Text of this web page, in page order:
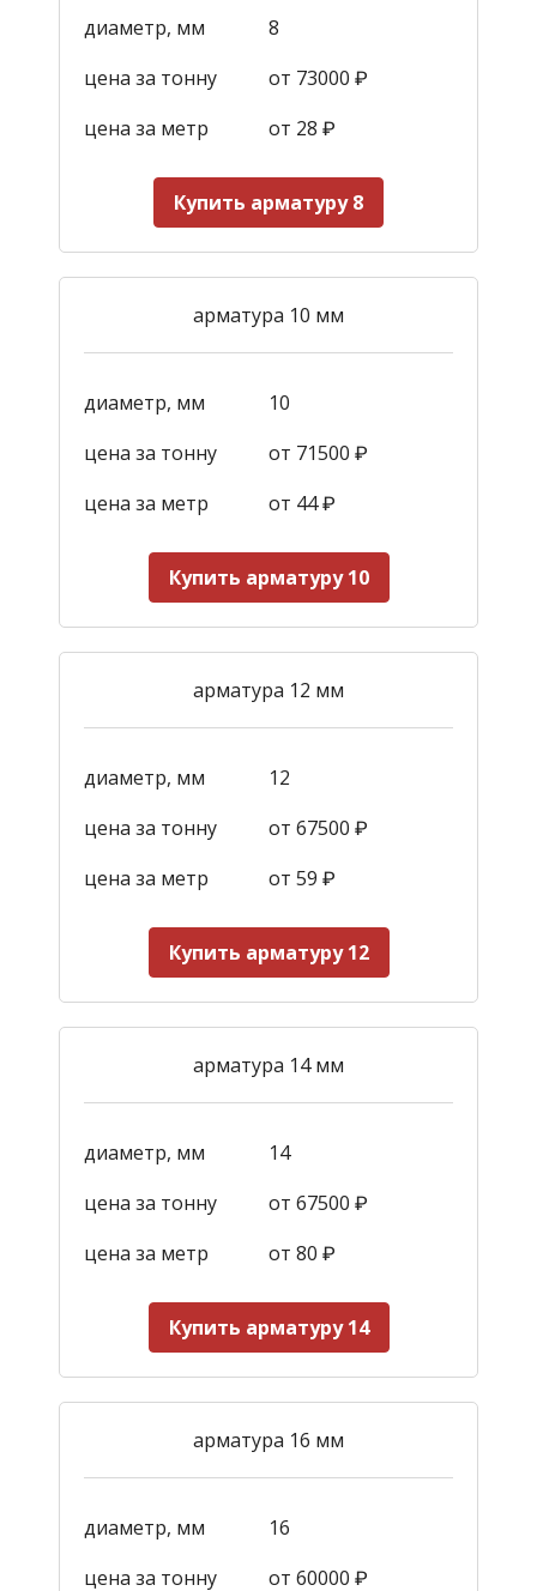
диаметр, мм
8
цена за тонну
от 73000 ₽
цена за метр
от 28 ₽
Купить арматуру 8
арматура 10 мм
диаметр, мм
10
цена за тонну
от 71500 ₽
цена за метр
от 44₽
Купить арматуру 10
арматура 12 мм
диаметр, мм
12
цена за тонну
от 67500 ₽
цена за метр
от 59 ₽
Купить арматуру 12
арматура 14 мм
диаметр, мм
14
цена за тонну
от 67500 ₽
цена за метр
от 80 ₽
Купить арматуру 14
арматура 16 мм
диаметр, мм
16
цена за тонну
от 60000 ₽